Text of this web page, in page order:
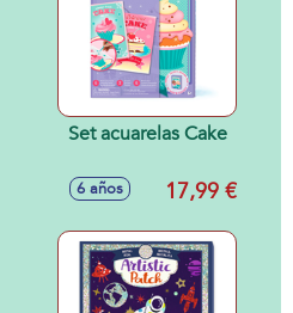
Set acuarelas Cake
6 años 17,99 €